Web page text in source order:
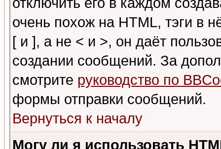
очень похож на HTML, тэги в
[ и ], а не < и >, он даёт
создании сообщений. За
смотрите руководство по
формы отправки сообщений.
Вернуться к началу
Могу ли я использовать